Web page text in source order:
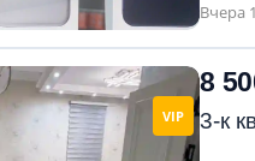
Вчера
VIP
8
3-к